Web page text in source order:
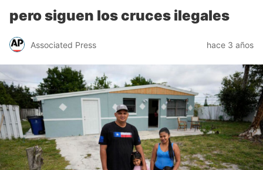
pero siguen los cruces ilegales
Associated Press hace 3 años